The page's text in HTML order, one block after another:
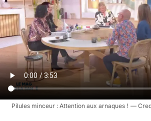
Pilules minceur : Attention aux arnaques !